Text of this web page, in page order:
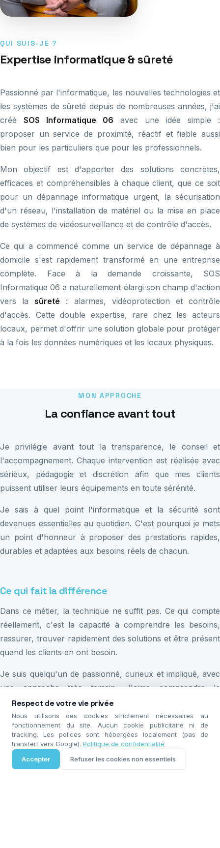
QUI SUIS-JE ?
Expertise informatique & sûreté
Passionné par l'informatique, les nouvelles technologies et
les systèmes de sûreté depuis de nombreuses années, j'ai
créé SOS Informatique 06 avec une idée simple :
proposer un service de proximité, réactif et fiable aussi
bien pour les particuliers que pour les professionnels.
Mon objectif est d'apporter des solutions concrètes,
efficaces et compréhensibles à chaque client, que ce soit
pour un dépannage informatique urgent, la sécurisation
d'un réseau, l'installation de matériel ou la mise en place
de systèmes de vidéosurveillance et de contrôle d'accès.
Ce qui a commencé comme un service de dépannage à
domicile s'est rapidement transformé en une entreprise
complète. Face à la demande croissante, SOS
Informatique 06 a naturellement élargi son champ d'action
vers la sûreté : alarmes, vidéoprotection et contrôle
d'accès. Cette double expertise, rare chez les acteurs
locaux, permet d'offrir une solution globale pour protéger
à la fois les données numériques et les locaux physiques.
MON APPROCHE
La confiance avant tout
Je privilégie avant tout la transparence, le conseil et
l'accompagnement. Chaque intervention est réalisée avec
sérieux, pédagogie et discrétion afin que mes clients
puissent utiliser leurs équipements en toute sérénité.
Je sais à quel point l'informatique et la sécurité sont
devenues essentielles au quotidien. C'est pourquoi je mets
un point d'honneur à proposer des prestations rapides,
durables et adaptées aux besoins réels de chacun.
Ce qui fait la différence
Dans ce métier, la technique ne suffit pas. Ce qui compte
réellement, c'est la capacité à comprendre les besoins,
rassurer, trouver rapidement des solutions et être présent
quand les clients en ont besoin.
Je suis quelqu'un de passionné, curieux et impliqué, avec
une approche très terrain. J'aime comprendre le
fonctionnement des systèmes en profondeur, chercher les
meilleures solutions et rester constamment à jour sur les
nouvelles technologies, la cybersécurité et les outils
numériques.
Je privilégie également une relation humaine et directe.
Appeler maintenant
Respect de votre vie privée
Nous utilisons des cookies strictement nécessaires au
fonctionnement du site. Aucun cookie publicitaire ni de
tracking. Les polices sont hébergées localement (pas de
transfert vers Google). Politique de confidentialité
Accepter
Refuser les cookies non essentiels